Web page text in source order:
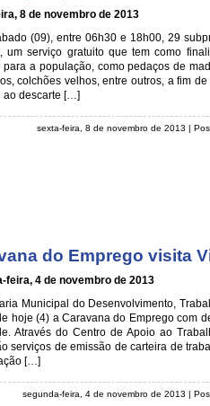
8 de novembro de 2013
(09), entre 06h30 e 18h00, 29
um serviço gratuito que tem como
para a população, como pedaços de
colchões velhos, entre outros, a fim
ao descarte […]
sexta-feira, 8 de novembro de 2013 |
do Emprego visita
feira, 4 de novembro de 2013
Municipal do Desenvolvimento,
hoje (4) a Caravana do Emprego com
Através do Centro de Apoio ao
serviços de emissão de carteira de
[…]
segunda-feira, 4 de novembro de 2013 |